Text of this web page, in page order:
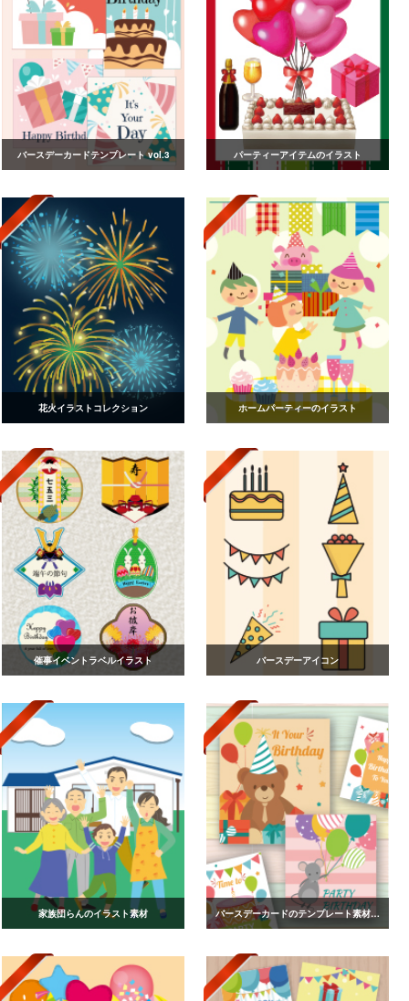
バースデーカードテンプレート vol.3 パーティーアイテムのイラスト
花火イラストコレクション ホームパーティーのイラスト
催事イベントラベルイラスト バースデーアイコン
家族団らんのイラスト素材 バースデーカードのテンプレート素材vol.2